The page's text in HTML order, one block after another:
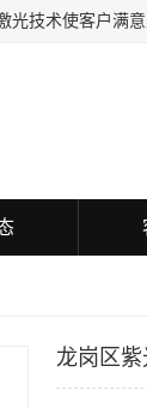
技术使客户满意
龙岗区